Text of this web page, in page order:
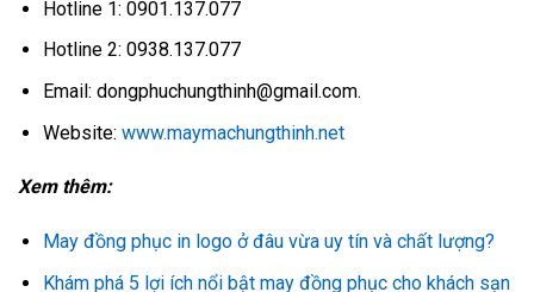
Hotline 1: 0901.137.077
Hotline 2: 0938.137.077
Email: dongphuchungthinh@gmail.com.
Website: www.maymachungthinh.net
Xem thêm:
May đồng phục in logo ở đâu vừa uy tín và chất lượng?
Khám phá 5 lợi ích nổi bật may đồng phục cho khách sạn